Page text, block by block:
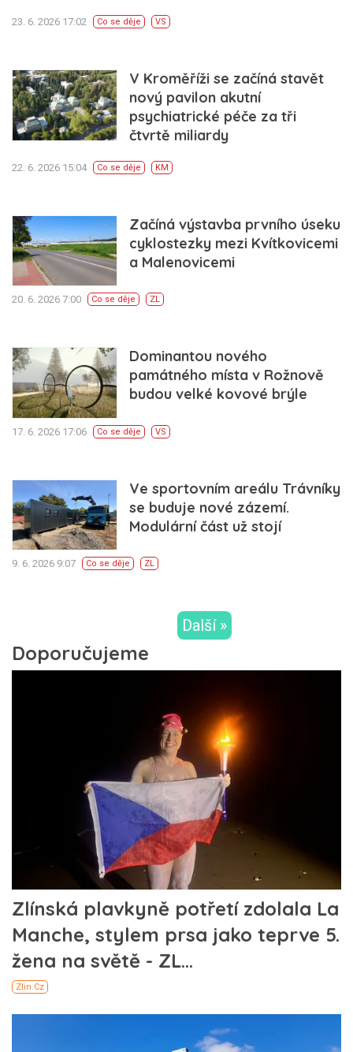
23. 6. 2026 17:02 Co se děje VS
V Kroměříži se začíná stavět
nový pavilon akutní
psychiatrické péče za tři
čtvrtě miliardy
22. 6. 2026 15:04 Co se děje KM
Začíná výstavba prvního úseku
cyklostezky mezi Kvítkovicemi
a Malenovicemi
20. 6. 2026 7:00 Co se děje ZL
Dominantou nového
památného místa v Rožnově
budou velké kovové brýle
17. 6. 2026 17:06 Co se děje VS
Ve sportovním areálu Trávníky
se buduje nové zázemí.
Modulární část už stojí
9. 6. 2026 9:07 Co se děje ZL
Další »